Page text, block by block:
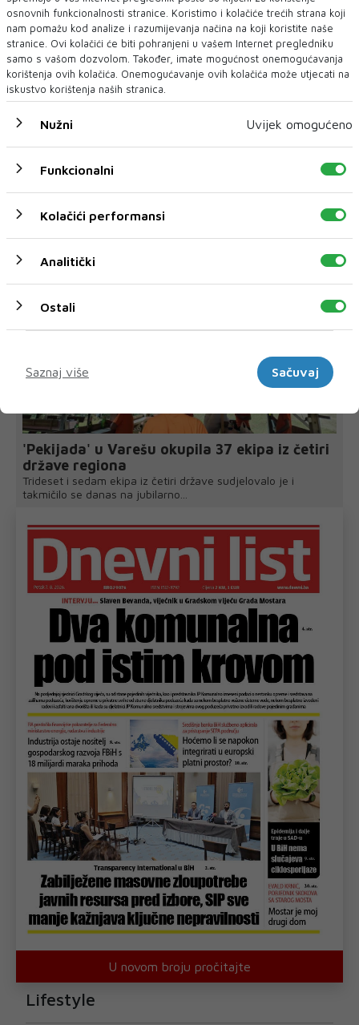
postoji jasna i ostvariva strategija za borbu
protiv kognitivnog pada, prenosiIndex.
'Pekijada' u Varešu okupila 37 ekipa iz četiri
države regiona
Trideset i sedam ekipa iz četiri države sudjelovalo je i
takmičilo se danas na jubilarno...
U novom broju pročitajte
Lifestyle
osnovnih funkcionalnosti stranice. Koristimo i kolačiće trećih strana koji
nam pomažu kod analize i razumijevanja načina na koji koristite naše
stranice. Ovi kolačići će biti pohranjeni u vašem Internet pregledniku
samo s vašom dozvolom. Također, imate mogućnost onemogućavanja
korištenja ovih kolačića. Onemogućavanje ovih kolačića može utjecati na
iskustvo korištenja naših stranica.
Nužni Uvijek omogućeno
Funkcionalni
Kolačići performansi
Analitički
Ostali
Saznaj više
Sačuvaj